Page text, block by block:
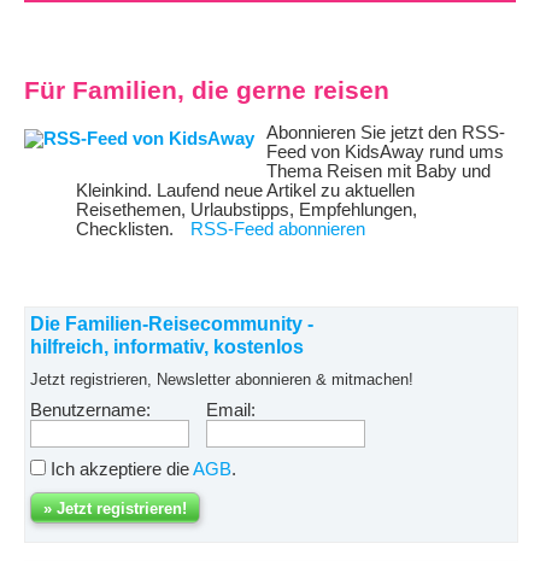
Für Familien, die gerne reisen
Abonnieren Sie jetzt den RSS-
Feed von KidsAway rund ums
Thema Reisen mit Baby und
Kleinkind. Laufend neue Artikel zu aktuellen
Reisethemen, Urlaubstipps, Empfehlungen,
Checklisten.
RSS-Feed abonnieren
Die Familien-Reisecommunity -
hilfreich, informativ, kostenlos
Jetzt registrieren, Newsletter abonnieren & mitmachen!
Benutzername: Email:
Ich akzeptiere dieAGB.